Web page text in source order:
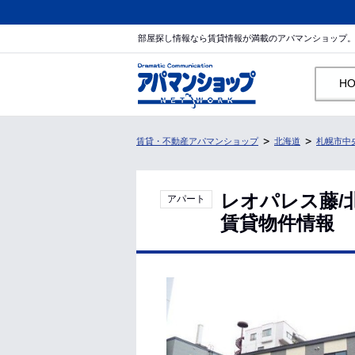
部屋探し情報なら賃貸情報が満載のアパマンショップ
賃貸・不動産アパマンショップ 北海道 札幌市中
アパート
レオパレス藤/
賃貸物件情報